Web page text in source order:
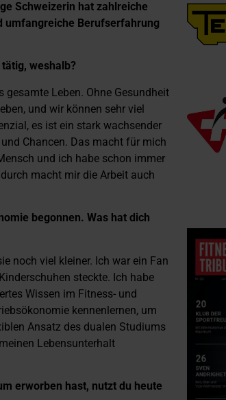
Schweizerin hat zahlreiche
umfangreiche Berufserfahrung
weshalb?
Leben. Ohne Gesundheit
und wir können sehr viel
es ist ein stark wachsender
Chancen. Das macht für mich
und ich habe schon immer
macht mir die Arbeit auch
begonnen. Was hat dich
noch viel kleiner. Ich war ein Fan
steckte. Ich habe
Wissen im Fitness- und
kennenlernen, um
Ansatz des dualen Studiums
Lebensunterhalt
erworben hast, nutzt du heute